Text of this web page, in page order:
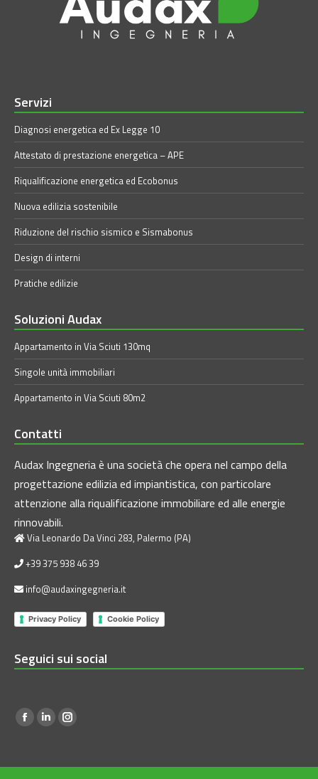
Servizi
Diagnosi energetica ed Ex Legge 10
Attestato di prestazione energetica – APE
Riqualificazione energetica ed Ecobonus
Nuova edilizia sostenibile
Riduzione del rischio sismico e Sismabonus
Design di interni
Pratiche edilizie
Soluzioni Audax
Appartamento in Via Sciuti 130mq
Singole unità immobiliari
Appartamento in Via Sciuti 80m2
Contatti
Audax Ingegneria è una società che opera nel campo della
progettazione edilizia ed impiantistica, con particolare
attenzione alla riqualificazione immobiliare ed alle energie
rinnovabili.
Via Leonardo Da Vinci 283, Palermo (PA)
+39 375 938 46 39
info@audaxingegneria.it
Privacy Policy Cookie Policy
Seguici sui social
Find us on:
Facebook
LinkedinInstagram